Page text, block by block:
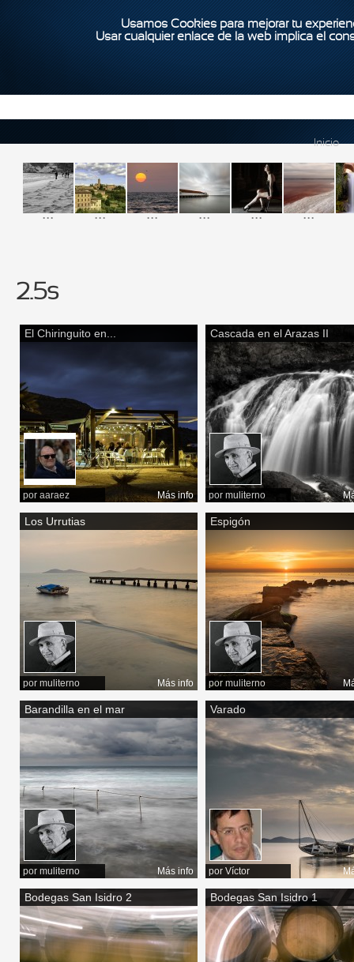
Usamos Cookies para mejorar tu
Usar cualquier enlace de la web implica el
Inicio
... ... ... ... ... ...
2.5s
El Chiringuito en...
por aaraez Más info
Cascada en el Arazas II
por muliterno
Los Urrutias
por muliterno Más info
Espigón
por muliterno
Barandilla en el mar
por muliterno Más info
Varado
por Víctor
Bodegas San Isidro 2 Bodegas San Isidro 1
Páginas